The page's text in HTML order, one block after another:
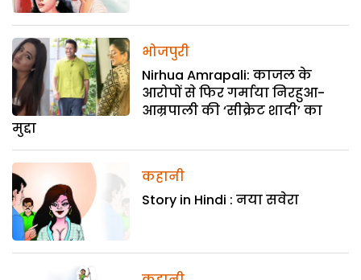
भोजपुरी
Nirhua Amrapali: काजल के
आरोपों से फिर गर्माया निरहुआ-
आम्रपाली की ‘सीक्रेट शादी’ का
मुद्दा
कहानी
Story in Hindi : नया सवेरा